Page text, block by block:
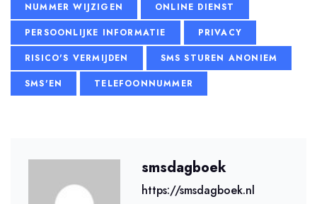
NUMMER WIJZIGEN
ONLINE DIENST
PERSOONLIJKE INFORMATIE
PRIVACY
RISICO'S VERMIJDEN
SMS STUREN ANONIEM
SMS'EN
TELEFOONNUMMER
smsdagboek
https://smsdagboek.nl